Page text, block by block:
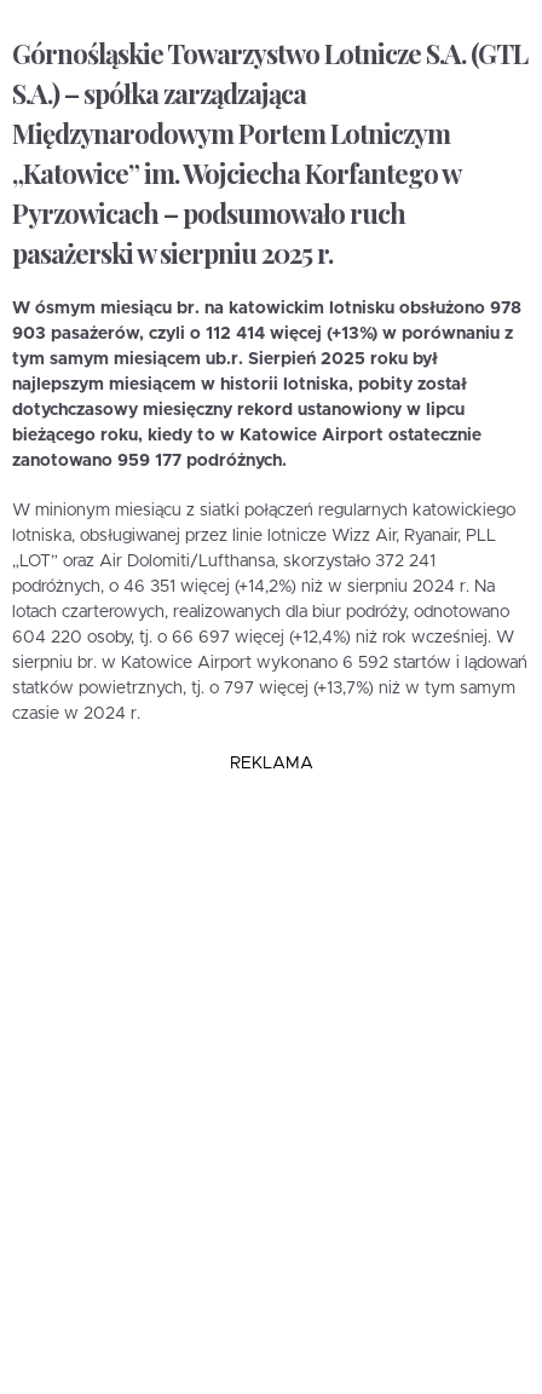
Górnośląskie Towarzystwo Lotnicze S.A. (GTL
S.A.) – spółka zarządzająca
Międzynarodowym Portem Lotniczym
„Katowice” im. Wojciecha Korfantego w
Pyrzowicach – podsumowało ruch
pasażerski w sierpniu 2025 r.
W ósmym miesiącu br. na katowickim lotnisku obsłużono 978
903 pasażerów, czyli o 112 414 więcej (+13%) w porównaniu z
tym samym miesiącem ub.r. Sierpień 2025 roku był
najlepszym miesiącem w historii lotniska, pobity został
dotychczasowy miesięczny rekord ustanowiony w lipcu
bieżącego roku, kiedy to w Katowice Airport ostatecznie
zanotowano 959 177 podróżnych.
W minionym miesiącu z siatki połączeń regularnych katowickiego
lotniska, obsługiwanej przez linie lotnicze Wizz Air, Ryanair, PLL
„LOT” oraz Air Dolomiti/Lufthansa, skorzystało 372 241
podróżnych, o 46 351 więcej (+14,2%) niż w sierpniu 2024 r. Na
lotach czarterowych, realizowanych dla biur podróży, odnotowano
604 220 osoby, tj. o 66 697 więcej (+12,4%) niż rok wcześniej. W
sierpniu br. w Katowice Airport wykonano 6 592 startów i lądowań
statków powietrznych, tj. o 797 więcej (+13,7%) niż w tym samym
czasie w 2024 r.
REKLAMA